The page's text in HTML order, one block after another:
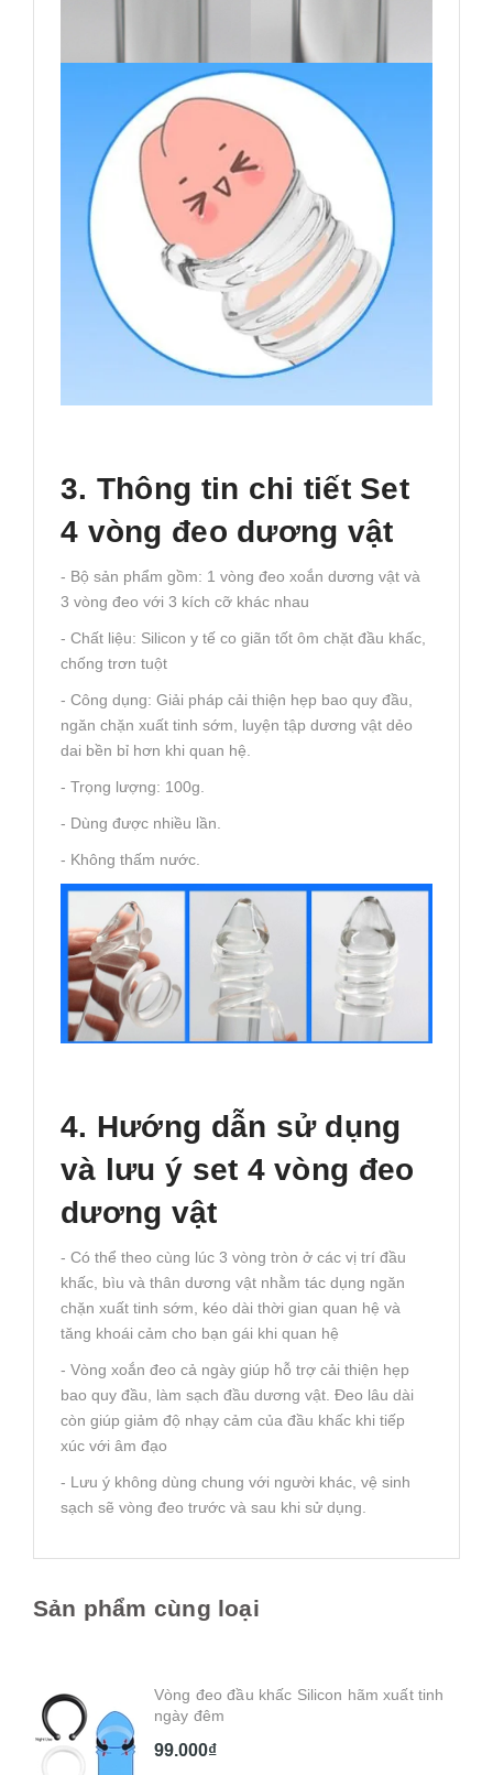
3. Thông tin chi tiết Set
4 vòng đeo dương vật
- Bộ sản phẩm gồm: 1 vòng đeo xoắn dương vật và
3 vòng đeo với 3 kích cỡ khác nhau
- Chất liệu: Silicon y tế co giãn tốt ôm chặt đầu khấc,
chống trơn tuột
- Công dụng: Giải pháp cải thiện hẹp bao quy đầu,
ngăn chặn xuất tinh sớm, luyện tập dương vật dẻo
dai bền bỉ hơn khi quan hệ.
- Trọng lượng: 100g.
- Dùng được nhiều lần.
- Không thấm nước.
4. Hướng dẫn sử dụng
và lưu ý set 4 vòng đeo
dương vật
- Có thể theo cùng lúc 3 vòng tròn ở các vị trí đầu
khấc, bìu và thân dương vật nhằm tác dụng ngăn
chặn xuất tinh sớm, kéo dài thời gian quan hệ và
tăng khoái cảm cho bạn gái khi quan hệ
- Vòng xoắn đeo cả ngày giúp hỗ trợ cải thiện hẹp
bao quy đầu, làm sạch đầu dương vật. Đeo lâu dài
còn giúp giảm độ nhạy cảm của đầu khấc khi tiếp
xúc với âm đạo
- Lưu ý không dùng chung với người khác, vệ sinh
sạch sẽ vòng đeo trước và sau khi sử dụng.
Sản phẩm cùng loại
Vòng đeo đầu khấc Silicon hãm xuất tinh
ngày đêm
99.000₫